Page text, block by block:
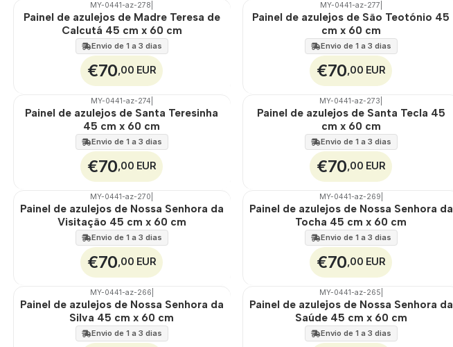
🇵🇹
EXT.
MY-0441-az-278
Painel de azulejos de Madre Teresa de
Calcutá 45 cm x 60 cm
Envio de 1 a 3 dias
€70 ,00 EUR
🇵🇹
EXT.
MY-0441-az-277
Painel de azulejos de São Teotónio 45
cm x 60 cm
Envio de 1 a 3 dias
€70 ,00 EUR
🇵🇹
EXT.
MY-0441-az-274
Painel de azulejos de Santa Teresinha
45 cm x 60 cm
Envio de 1 a 3 dias
€70 ,00 EUR
🇵🇹
EXT.
MY-0441-az-273
Painel de azulejos de Santa Tecla 45
cm x 60 cm
Envio de 1 a 3 dias
€70 ,00 EUR
🇵🇹
EXT.
MY-0441-az-270
Painel de azulejos de Nossa Senhora da
Visitação 45 cm x 60 cm
Envio de 1 a 3 dias
€70 ,00 EUR
🇵🇹
EXT.
MY-0441-az-269
Painel de azulejos de Nossa Senhora da
Tocha 45 cm x 60 cm
Envio de 1 a 3 dias
€70 ,00 EUR
🇵🇹
EXT.
MY-0441-az-266
Painel de azulejos de Nossa Senhora da
Silva 45 cm x 60 cm
Envio de 1 a 3 dias
🇵🇹
EXT.
MY-0441-az-265
Painel de azulejos de Nossa Senhora da
Saúde 45 cm x 60 cm
Envio de 1 a 3 dias